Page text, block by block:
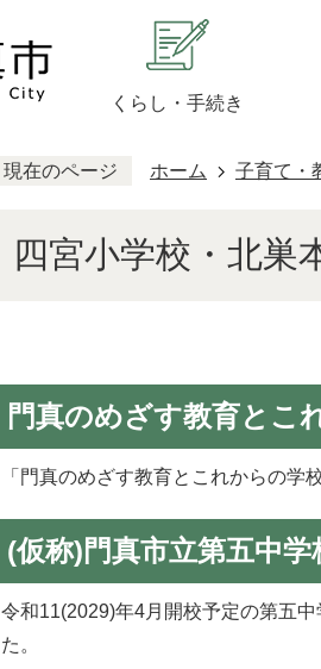
くらし・手続き
現在のページ ホーム 子育て・
四宮小学校・北巣
門真のめざす教育とこ
「門真のめざす教育とこれからの学
(仮称)門真市立第五中
令和11(2029)年4月開校予定の第五
た。